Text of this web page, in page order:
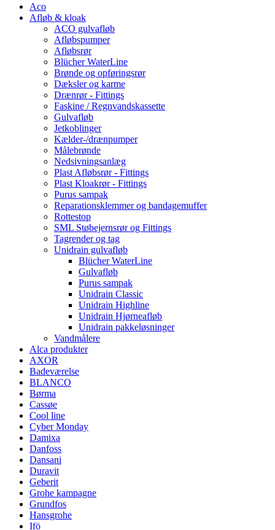
Aco
Afløb & kloak
ACO gulvafløb
Afløbspumper
Afløbsrør
Blücher WaterLine
Brønde og opføringsrør
Dæksler og karme
Drænrør - Fittings
Faskine / Regnvandskassette
Gulvafløb
Jetkoblinger
Kælder-/drænpumper
Målebrønde
Nedsivningsanlæg
Plast Afløbsrør - Fittings
Plast Kloakrør - Fittings
Purus sampak
Reparationsklemmer og bandagemuffer
Rottestop
SML Støbejernsrør og Fittings
Tagrender og tag
Unidrain gulvafløb
Blücher WaterLine
Gulvafløb
Purus sampak
Unidrain Classic
Unidrain Highline
Unidrain Hjørneafløb
Unidrain pakkeløsninger
Vandmålere
Alca produkter
AXOR
Badeværelse
BLANCO
Børma
Cassøe
Cool line
Cyber Monday
Damixa
Danfoss
Dansani
Duravit
Geberit
Grohe kampagne
Grundfos
Hansgrohe
Ifö